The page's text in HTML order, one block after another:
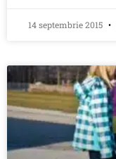
14 septembrie 2015